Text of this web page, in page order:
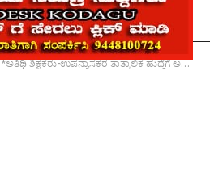
*ಅತಿಥಿ ಶಿಕ್ಷಕರು-ಉಪನ್ಯಾಸಕರ ತಾತ್ಕಾಲಿಕ ಹುದ್ದೆಗೆ ಅರ್ಜಿ ಆಹ್ವಾನ*